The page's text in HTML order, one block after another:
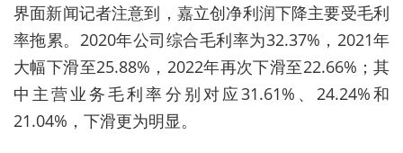
界面新闻记者注意到，嘉立创净利润下降主要受毛利
率拖累。 2020年公司综合毛利率为32.37%，2021年
大幅下滑至25.88%，2022年再次下滑至22.66%；其
中主营业务毛利率分别对应31.61%、24.24%和
21.04% ， 下滑更为明显。